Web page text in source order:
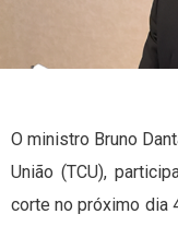
O ministro Bruno
União (TCU),
corte no próximo dia